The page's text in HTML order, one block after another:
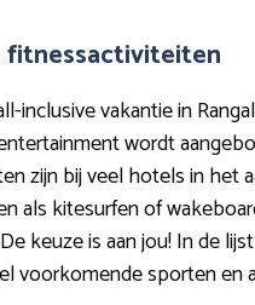
fitnessactiviteiten
inclusive vakantie in
wordt
zijn bij veel hotels in het
als kitesurfen of
keuze is aan jou! In de
voorkomende sporten en